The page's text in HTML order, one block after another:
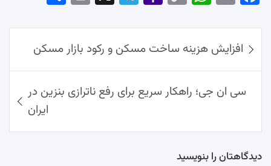
ok
Ap
p
Lin
k
Mai
l
am
نوشته‌ها
افزایش هزینه ساخت مسکن و رکود بازار مسکن
سی ان جی؛ راهکار سریع برای رفع ناترازی بنزین در
ایران
دیدگاهتان را بنویسید